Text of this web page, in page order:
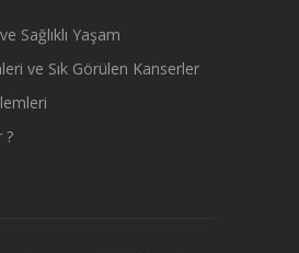
Sağlıklı Yaşam
ve Sık Görülen Kanserler
?